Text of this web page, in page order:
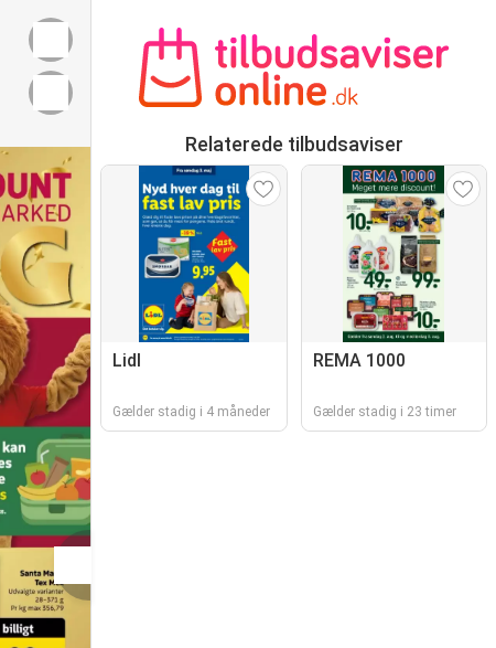
Relaterede tilbudsaviser
Lidl
Gælder stadig i 4 måneder
REMA 1000
Gælder stadig i 23 timer